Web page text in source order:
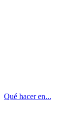
Qué hacer en...